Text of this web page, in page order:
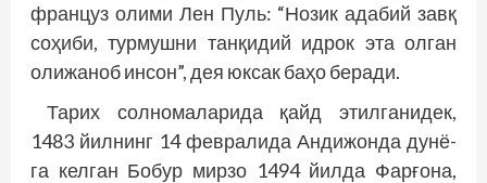
француз олими Лен Пуль: “Нозик адабий завқ
соҳиби, турмушни танқидий идрок эта олган
олижаноб инсон”, дея юксак баҳо беради.
Тарих солномаларида қайд этилганидек,
1483 йилнинг 14 февралида Андижонда дунё­­
га келган Бобур мирзо 1494 йилда Фарғона,